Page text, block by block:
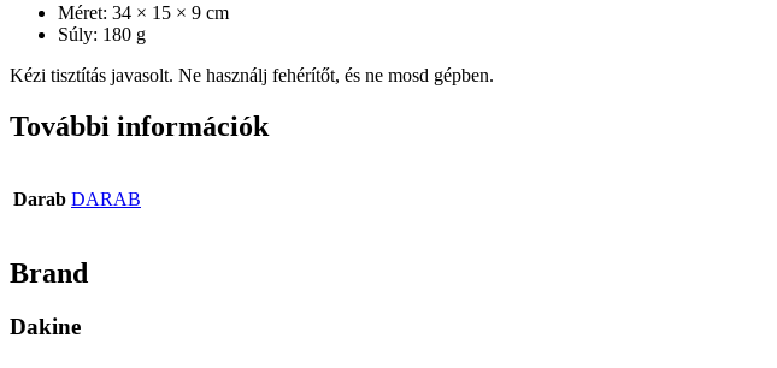
Méret: 34 × 15 × 9 cm
Súly: 180 g
Kézi tisztítás javasolt. Ne használj fehérítőt, és ne mosd gépben.
További információk
Darab DARAB
Brand
Dakine